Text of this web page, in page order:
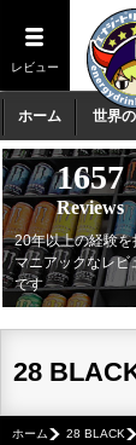
レビュー
ホーム 世界
1657
Reviews
20年以上の経験を
マニアックなレビ
です
28
ホーム 28 BLACK